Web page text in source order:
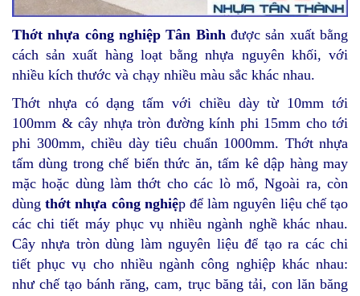
Thớt nhựa công nghiệp Tân Bình được sản xuất bằng
cách sản xuất hàng loạt bằng nhựa nguyên khối, với
nhiều kích thước và chạy nhiều màu sắc khác nhau.
Thớt nhựa có dạng tấm với chiều dày từ 10mm tới
100mm & cây nhựa tròn đường kính phi 15mm cho tới
phi 300mm, chiều dày tiêu chuẩn 1000mm. Thớt nhựa
tấm dùng trong chế biến thức ăn, tấm kê dập hàng may
mặc hoặc dùng làm thớt cho các lò mổ, Ngoài ra, còn
dùngthớt nhựa công nghiệp để làm nguyên liệu chế tạo
các chi tiết máy phục vụ nhiều ngành nghề khác nhau.
Cây nhựa tròn dùng làm nguyên liệu để tạo ra các chi
tiết phục vụ cho nhiều ngành công nghiệp khác nhau:
như chế tạo bánh răng, cam, trục băng tải, con lăn băng